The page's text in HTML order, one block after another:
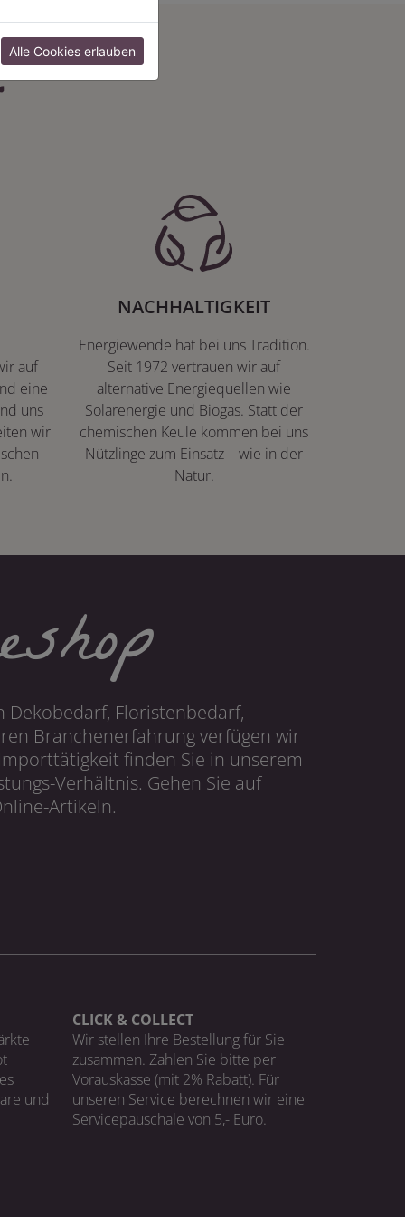
auf
eine
uns
wir
NACHHALTIGKEIT
Energiewende hat bei uns Tradition.
Seit 1972 vertrauen wir auf
alternative Energiequellen wie
Solarenergie und Biogas. Statt der
chemischen Keule kommen bei uns
Nützlinge zum Einsatz – wie in der
Natur.
Floristenbedarf,
Branchenerfahrung verfügen wir
finden Sie in unserem
Verhältnis. Gehen Sie auf
Artikeln.
und
CLICK & COLLECT
Wir stellen Ihre Bestellung für Sie
zusammen. Zahlen Sie bitte per
Vorauskasse (mit 2% Rabatt). Für
unseren Service berechnen wir eine
Servicepauschale von 5,- Euro.
Alle Cookies erlauben